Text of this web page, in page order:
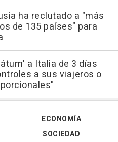
ha reclutado a "más
de 135 países" para
a Italia de 3 días
a sus viajeros o
ECONOMÍA
SOCIEDAD